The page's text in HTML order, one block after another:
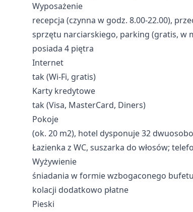
Wyposażenie
recepcja (czynna w godz. 8.00-22.00),
sprzętu narciarskiego, parking (gratis, w
posiada 4 piętra
Internet
tak (Wi-Fi, gratis)
Karty kredytowe
tak (Visa, MasterCard, Diners)
Pokoje
(ok. 20 m2), hotel dysponuje 32
Łazienka z WC, suszarka do włosów;
Wyżywienie
śniadania w formie wzbogaconego
kolacji dodatkowo płatne
Pieski